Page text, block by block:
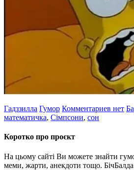
Гадззилла Гумор Комментариев нет
математичка, Сімпсони, сон
Коротко про проєкт
На цьому сайті Ви можете знайти
меми, жарти, анекдоти тощо.